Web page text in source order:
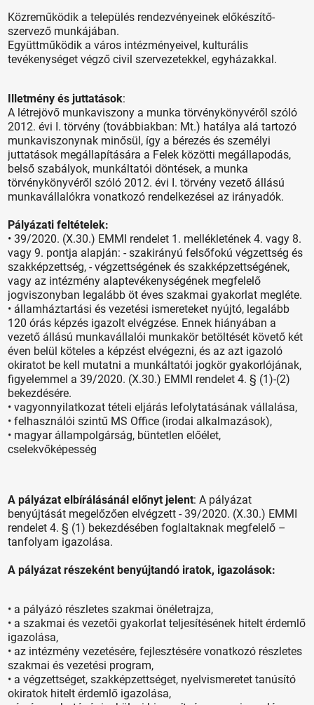
Közreműködik a település rendezvényeinek előkészítő-
szervező munkájában.
Együttműködik a város intézményeivel, kulturális
tevékenységet végző civil szervezetekkel, egyházakkal.
Illetmény és juttatások:
A létrejövő munkaviszony a munka törvénykönyvéről szóló
2012. évi I. törvény (továbbiakban: Mt.) hatálya alá tartozó
munkaviszonynak minősül, így a bérezés és személyi
juttatások megállapítására a Felek közötti megállapodás,
belső szabályok, munkáltatói döntések, a munka
törvénykönyvéről szóló 2012. évi I. törvény vezető állású
munkavállalókra vonatkozó rendelkezései az irányadók.
Pályázati feltételek:
• 39/2020. (X.30.) EMMI rendelet 1. mellékletének 4. vagy 8.
vagy 9. pontja alapján: - szakirányú felsőfokú végzettség és
szakképzettség, - végzettségének és szakképzettségének,
vagy az intézmény alaptevékenységének megfelelő
jogviszonyban legalább öt éves szakmai gyakorlat megléte.
• államháztartási és vezetési ismereteket nyújtó, legalább
120 órás képzés igazolt elvégzése. Ennek hiányában a
vezető állású munkavállalói munkakör betöltését követő két
éven belül köteles a képzést elvégezni, és az azt igazoló
okiratot be kell mutatni a munkáltatói jogkör gyakorlójának,
figyelemmel a 39/2020. (X.30.) EMMI rendelet 4. § (1)-(2)
bekezdésére.
• vagyonnyilatkozat tételi eljárás lefolytatásának vállalása,
• felhasználói szintű MS Office (irodai alkalmazások),
• magyar állampolgárság, büntetlen előélet,
cselekvőképesség
A pályázat elbírálásánál előnyt jelent: A pályázat
benyújtását megelőzően elvégzett - 39/2020. (X.30.) EMMI
rendelet 4. § (1) bekezdésében foglaltaknak megfelelő –
tanfolyam igazolása.
A pályázat részeként benyújtandó iratok, igazolások:
• a pályázó részletes szakmai önéletrajza,
• a szakmai és vezetői gyakorlat teljesítésének hitelt érdemlő
igazolása,
• az intézmény vezetésére, fejlesztésére vonatkozó részletes
szakmai és vezetési program,
• a végzettséget, szakképzettséget, nyelvismeretet tanúsító
okiratok hitelt érdemlő igazolása,